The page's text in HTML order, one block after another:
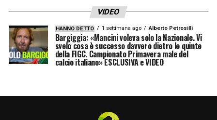
VIDEO
HANNO DETTO 1 settimana ago Alberto Petrosilli
Bargiggia: «Mancini voleva solo la Nazionale. Vi
svelo cosa è successo davvero dietro le quinte
della FIGC. Campionato Primavera male del
calcio italiano» ESCLUSIVA e VIDEO